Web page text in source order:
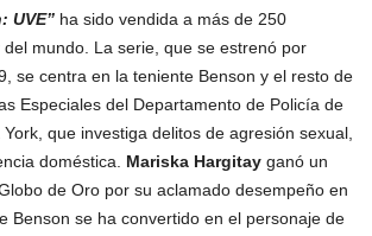
UVE” ha sido vendida a más de 250
mundo. La serie, que se estrenó por
se centra en la teniente Benson y el resto de
Especiales del Departamento de Policía de
que investiga delitos de agresión sexual,
doméstica. Mariska Hargitay ganó un
de Oro por su aclamado desempeño en
Benson se ha convertido en el personaje de